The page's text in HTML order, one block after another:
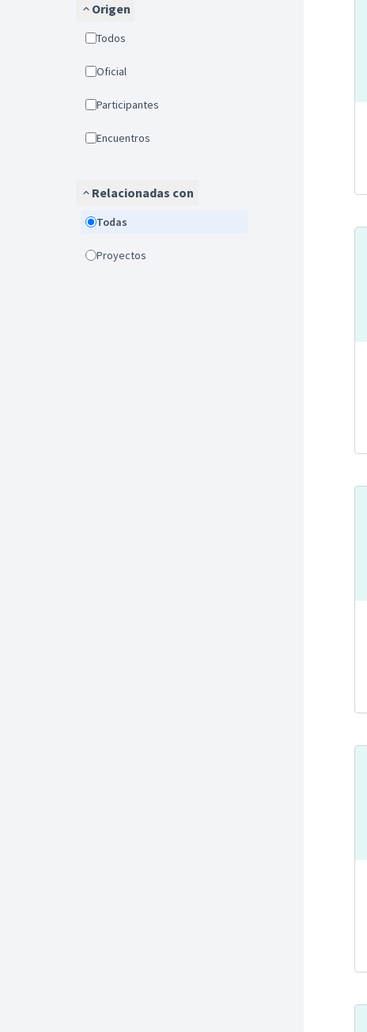
Origen
Todos
Oficial
Participantes
Encuentros
Relacionadas con
Todas
Proyectos